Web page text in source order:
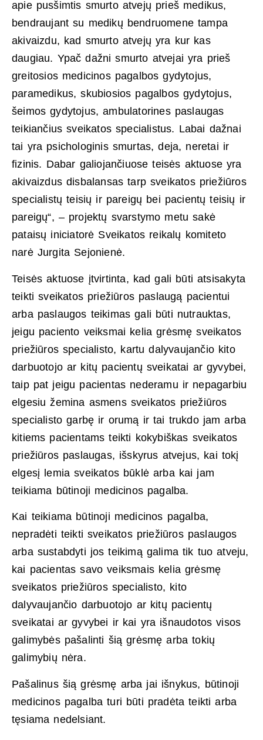
apie pusšimtis smurto atvejų prieš medikus,
bendraujant su medikų bendruomene tampa
akivaizdu, kad smurto atvejų yra kur kas
daugiau. Ypač dažni smurto atvejai yra prieš
greitosios medicinos pagalbos gydytojus,
paramedikus, skubiosios pagalbos gydytojus,
šeimos gydytojus, ambulatorines paslaugas
teikiančius sveikatos specialistus. Labai dažnai
tai yra psichologinis smurtas, deja, neretai ir
fizinis. Dabar galiojančiuose teisės aktuose yra
akivaizdus disbalansas tarp sveikatos priežiūros
specialistų teisių ir pareigų bei pacientų teisių ir
pareigų“, – projektų svarstymo metu sakė
pataisų iniciatorė Sveikatos reikalų komiteto
narė Jurgita Sejonienė.
Teisės aktuose įtvirtinta, kad gali būti atsisakyta
teikti sveikatos priežiūros paslaugą pacientui
arba paslaugos teikimas gali būti nutrauktas,
jeigu paciento veiksmai kelia grėsmę sveikatos
priežiūros specialisto, kartu dalyvaujančio kito
darbuotojo ar kitų pacientų sveikatai ar gyvybei,
taip pat jeigu pacientas nederamu ir nepagarbiu
elgesiu žemina asmens sveikatos priežiūros
specialisto garbę ir orumą ir tai trukdo jam arba
kitiems pacientams teikti kokybiškas sveikatos
priežiūros paslaugas, išskyrus atvejus, kai tokį
elgesį lemia sveikatos būklė arba kai jam
teikiama būtinoji medicinos pagalba.
Kai teikiama būtinoji medicinos pagalba,
nepradėti teikti sveikatos priežiūros paslaugos
arba sustabdyti jos teikimą galima tik tuo atveju,
kai pacientas savo veiksmais kelia grėsmę
sveikatos priežiūros specialisto, kito
dalyvaujančio darbuotojo ar kitų pacientų
sveikatai ar gyvybei ir kai yra išnaudotos visos
galimybės pašalinti šią grėsmę arba tokių
galimybių nėra.
Pašalinus šią grėsmę arba jai išnykus, būtinoji
medicinos pagalba turi būti pradėta teikti arba
tęsiama nedelsiant.